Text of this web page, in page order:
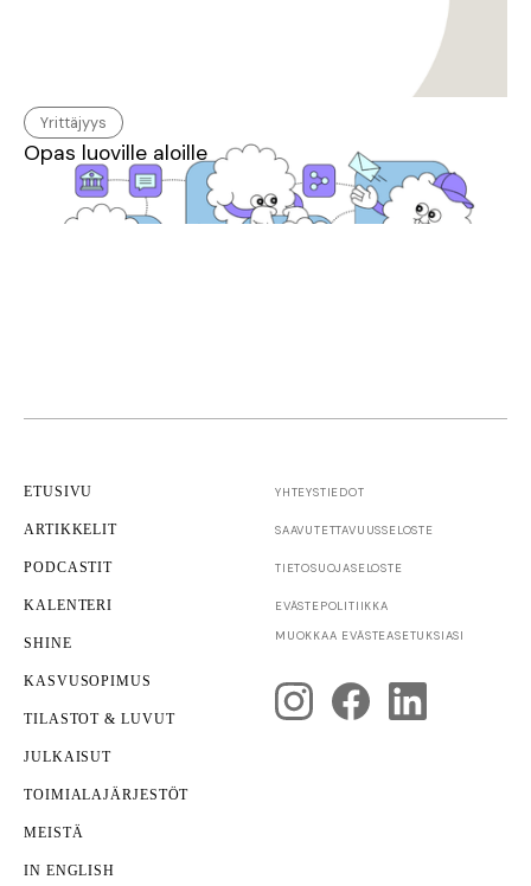
Yrittäjyys
Opas luoville aloille
Yrityksen kuntotarkastus
ETUSIVU
ARTIKKELIT
PODCASTIT
KALENTERI
SHINE
KASVUSOPIMUS
TILASTOT & LUVUT
JULKAISUT
TOIMIALAJÄRJESTÖT
MEISTÄ
IN ENGLISH
YHTEYSTIEDOT
SAAVUTETTAVUUS­SELOSTE
TIETOSUOJASELOSTE
EVÄSTEPOLITIIKKA
MUOKKAA EVÄSTEASETUKSIASI